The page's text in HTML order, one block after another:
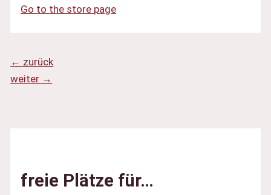
Go to the store page
← zurück
weiter →
freie Plätze für…